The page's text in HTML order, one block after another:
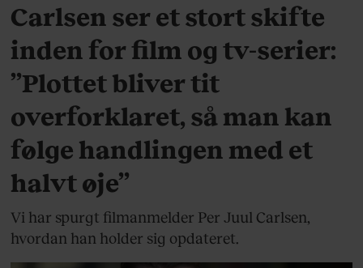
Carlsen ser et stort skifte
inden for film og tv-serier:
”Plottet bliver tit
overforklaret, så man kan
følge handlingen med et
halvt øje”
Vi har spurgt filmanmelder Per Juul Carlsen,
hvordan han holder sig opdateret.